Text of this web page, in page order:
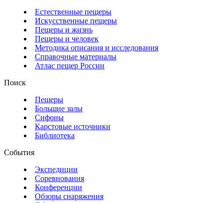
Естественные пещеры
Искусственные пещеры
Пещеры и жизнь
Пещеры и человек
Методика описания и исследования
Справочные материалы
Атлас пещер России
Поиск
Пещеры
Большие залы
Сифоны
Карстовые источники
Библиотека
События
Экспедиции
Соревнования
Конференции
Обзоры снаряжения